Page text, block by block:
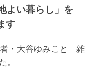
よい暮らし」を
す
・大谷ゆみこと「雑
。